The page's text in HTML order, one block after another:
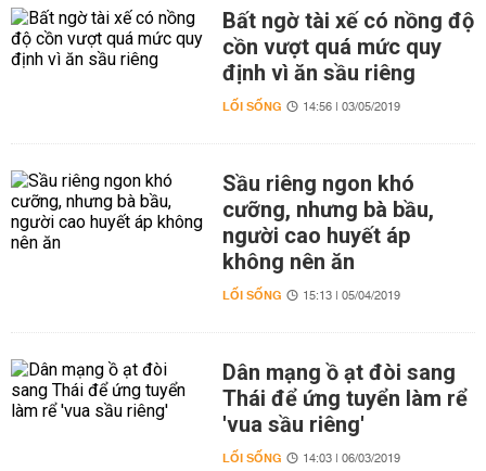
Bất ngờ tài xế có nồng độ
cồn vượt quá mức quy
định vì ăn sầu riêng
LỐI SỐNG 14:56 | 03/05/2019
Sầu riêng ngon khó
cưỡng, nhưng bà bầu,
người cao huyết áp
không nên ăn
LỐI SỐNG 15:13 | 05/04/2019
Dân mạng ồ ạt đòi sang
Thái để ứng tuyển làm rể
'vua sầu riêng'
LỐI SỐNG 14:03 | 06/03/2019